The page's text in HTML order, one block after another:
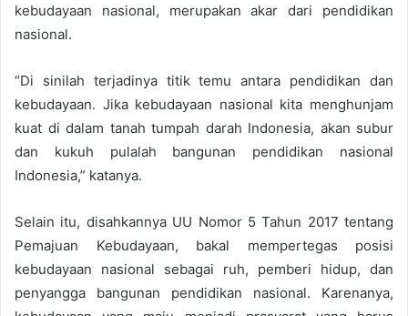
kebudayaan nasional, merupakan akar dari pendidikan
nasional.
“Di sinilah terjadinya titik temu antara pendidikan dan
kebudayaan. Jika kebudayaan nasional kita menghunjam
kuat di dalam tanah tumpah darah Indonesia, akan subur
dan kukuh pulalah bangunan pendidikan nasional
Indonesia,” katanya.
Selain itu, disahkannya UU Nomor 5 Tahun 2017 tentang
Pemajuan Kebudayaan, bakal mempertegas posisi
kebudayaan nasional sebagai ruh, pemberi hidup, dan
penyangga bangunan pendidikan nasional. Karenanya,